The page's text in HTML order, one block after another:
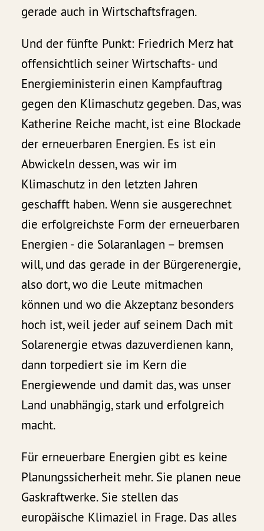
gerade auch in Wirtschaftsfragen.
Und der fünfte Punkt: Friedrich Merz hat
offensichtlich seiner Wirtschafts- und
Energieministerin einen Kampfauftrag
gegen den Klimaschutz gegeben. Das, was
Katherine Reiche macht, ist eine Blockade
der erneuerbaren Energien. Es ist ein
Abwickeln dessen, was wir im
Klimaschutz in den letzten Jahren
geschafft haben. Wenn sie ausgerechnet
die erfolgreichste Form der erneuerbaren
Energien - die Solaranlagen – bremsen
will, und das gerade in der Bürgerenergie,
also dort, wo die Leute mitmachen
können und wo die Akzeptanz besonders
hoch ist, weil jeder auf seinem Dach mit
Solarenergie etwas dazuverdienen kann,
dann torpediert sie im Kern die
Energiewende und damit das, was unser
Land unabhängig, stark und erfolgreich
macht.
Für erneuerbare Energien gibt es keine
Planungssicherheit mehr. Sie planen neue
Gaskraftwerke. Sie stellen das
europäische Klimaziel in Frage. Das alles